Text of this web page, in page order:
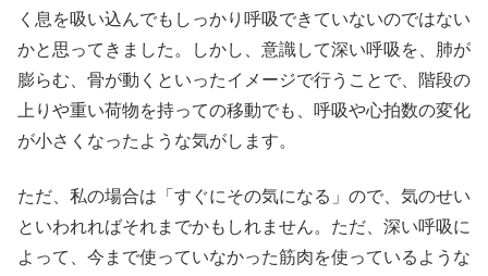
く息を吸い込んでもしっかり呼吸できていないのではない
かと思ってきました。しかし、意識して深い呼吸を、肺が
膨らむ、骨が動くといったイメージで行うことで、階段の
上りや重い荷物を持っての移動でも、呼吸や心拍数の変化
が小さくなったような気がします。
ただ、私の場合は「すぐにその気になる」ので、気のせい
といわれればそれまでかもしれません。ただ、深い呼吸に
よって、今まで使っていなかった筋肉を使っているような